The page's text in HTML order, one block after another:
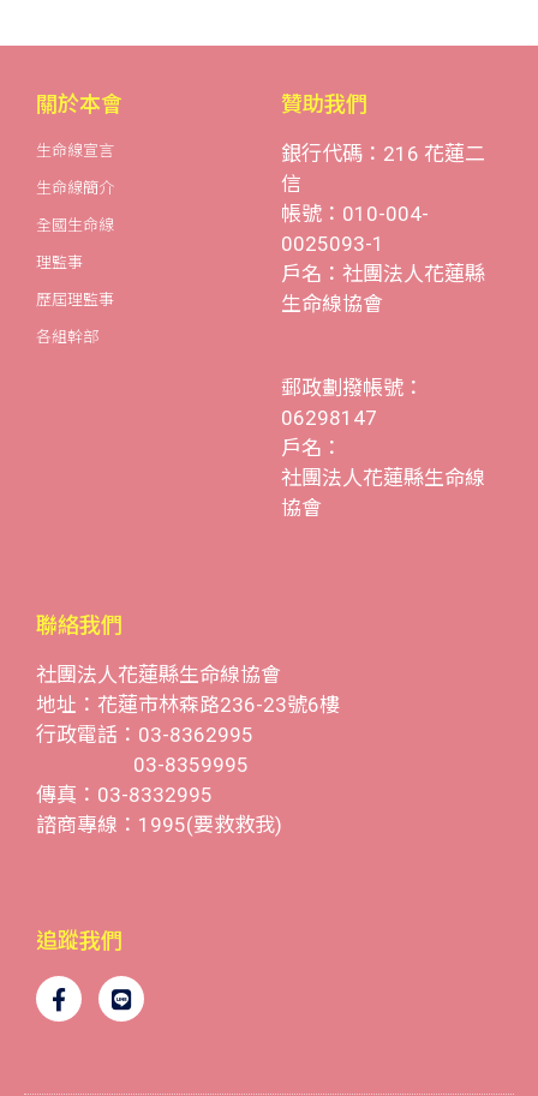
關於本會
生命線宣言
生命線簡介
全國生命線
理監事
歷屆理監事
各組幹部
贊助我們
銀行代碼：216 花蓮二
信
帳號：010-004-
0025093-1
戶名：社團法人花蓮縣
生命線協會
郵政劃撥帳號：
06298147
戶名：
社團法人花蓮縣生命線
協會
聯絡我們
社團法人花蓮縣生命線協會
地址：花蓮市林森路236-23號6樓
行政電話：03-8362995
03-8359995
傳真：03-8332995
諮商專線：1995(要救救我)
追蹤我們